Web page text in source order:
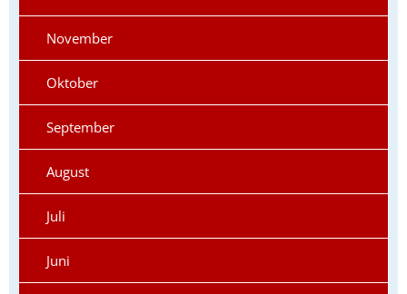
November
Oktober
September
August
Juli
Juni